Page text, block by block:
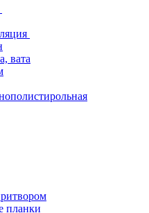
вата
планки